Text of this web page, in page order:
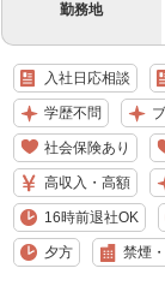
勤務地
入社日応相談
学歴不問
社会保険あり
高収入・高額
16時前退社OK
夕方 禁煙